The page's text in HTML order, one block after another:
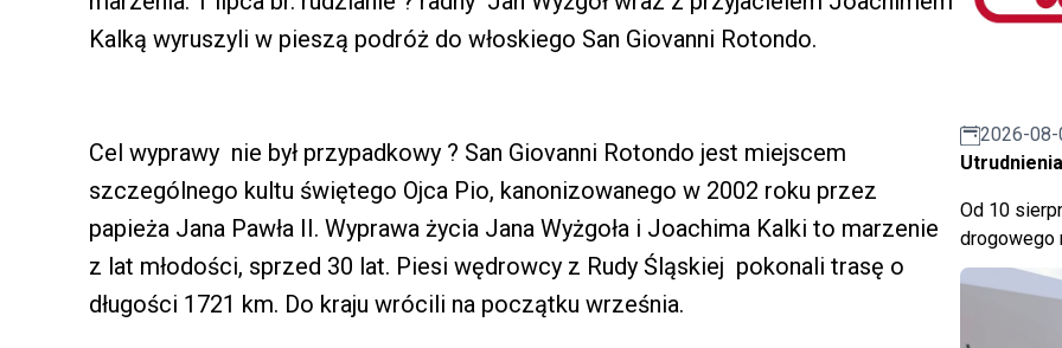
Kalką wyruszyli w pieszą podróż do włoskiego San Giovanni Rotondo.
Cel wyprawy nie był przypadkowy ? San Giovanni Rotondo jest miejscem
szczególnego kultu świętego Ojca Pio, kanonizowanego w 2002 roku przez
papieża Jana Pawła II. Wyprawa życia Jana Wyżgoła i Joachima Kalki to marzenie
z lat młodości, sprzed 30 lat. Piesi wędrowcy z Rudy Śląskiej pokonali trasę o
długości 1721 km. Do kraju wrócili na początku września.
2026-08-
Od 10
drogowego